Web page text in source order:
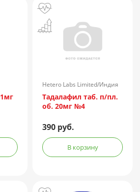
Hetero Labs Limited/Индия
Тадалафил таб. п/пл.
об. 20мг №4
390 руб.
В корзину